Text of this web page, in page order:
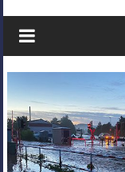
Monheim